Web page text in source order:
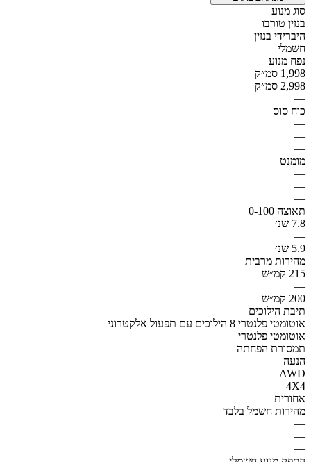
סוג מנוע
בנזין טורבו
היברידי בנזין
חשמלי
נפח מנוע
1,998 סמ״ק
2,998 סמ״ק
—
כוח סוס
—
—
—
מומנט
—
—
—
תאוצה 0-100
7.8 שנ׳
—
5.9 שנ׳
מהירות מרבית
215 קמ״ש
—
200 קמ״ש
תיבת הילוכים
אוטומטי פלנטרי 8 הילוכים עם תפעול אלקטרוני
אוטומטי פלנטרי
תמסורת הפחתה
הנעה
AWD
4X4
אחורית
מהירות חשמל בלבד
—
—
—